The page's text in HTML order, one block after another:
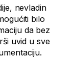
nevladin
bilo
da bez
uvid u sve